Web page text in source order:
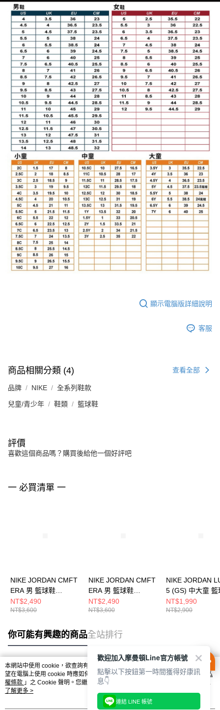
顯示電腦版詳細說明
客服
商品相關分類 (4) 查看全部
品牌 NIKE 全系列鞋款
兒童/青少年 鞋類 籃球鞋
評價
喜歡這個商品嗎？購買後給他一個好評吧
一 必買清單 一
NIKE JORDAN CMFT
ERA 男 籃球鞋
HJ6777200
NT$2,490
NT$3,600
NIKE JORDAN CMFT
ERA 男 籃球鞋
HJ6777400
NT$2,490
NT$3,600
NIKE JORDAN
5 (GS) 中大童 籃
IM5166302
NT$1,990
NT$2,900
你可能有興趣的商品全站排行
熱門標籤
本網站中使用 cookie，欲查詢有關本網站使用 cookie 方式之詳情，及若您不希
望在電腦上使用 cookie 時應如何變更電腦的 cookie 設定，請參閱本網站「
隱私
權條款 」之 Cookie 聲明。您繼續使用本網站即表示您同意本公司得按本網站使
用條款之 Cookie 聲明使用 cookie。
了解更多 >
歡迎加入摩曼頓Line官方帳號
點擊以下按鈕第一時間獲得好康訊
息👇
連結 LINE 帳號